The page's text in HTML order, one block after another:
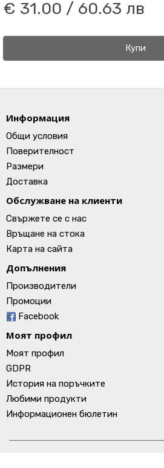
€ 31.00 / 60.63 лв
Купи
Информация
Общи условия
Поверителност
Размери
Доставка
Обслужване на клиенти
Свържете се с нас
Връщане на стока
Карта на сайта
Допълнения
Производители
Промоции
Facebook
Моят профил
Моят профил
GDPR
История на поръчките
Любими продукти
Информационен бюлетин